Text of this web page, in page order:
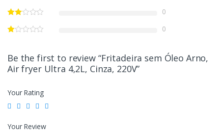
0
0
Be the first to review “Fritadeira sem Óleo Arno,
Air fryer Ultra 4,2L, Cinza, 220V”
Your Rating
Your Review